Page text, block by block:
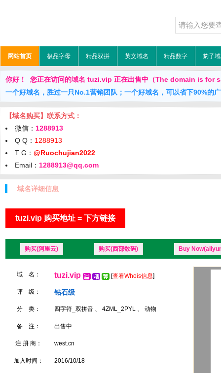
网站首页 极品字母 精品双拼 英文域名 精品数字 豹子
你好！ 您正在访问的域名 tuzi.vip 正在出售中（The domain is for
一个好域名，胜过一只No.1营销团队；一个好域名，可以省下90%的
【域名购买】联系方式：
微信： 1288913
Q Q： 1288913
T G： @Ruochujian2022
Email： 1288913@qq.com
域名详细信息
tuzi.vip 购买地址 = 下方链接
购买(阿里云) 购买(西部数码) Buy
域 名： tuzi.vip [查看Whois信息]
评 级： 钻石级
分 类： 四字符_双拼音 、 4ZML_2PYL 、 动物
备 注： 出售中
注 册 商： west.cn
加入时间： 2016/10/18